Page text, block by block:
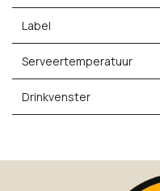
Label
Serveertemperatuur
Drinkvenster